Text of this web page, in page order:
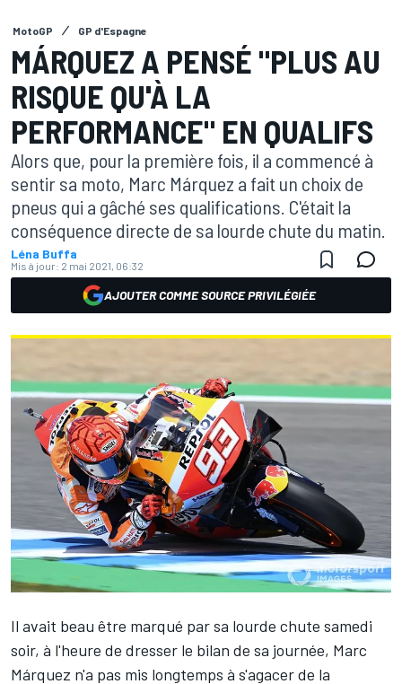
MotoGP GP d'Espagne
MÁRQUEZ A PENSÉ "PLUS AU
RISQUE QU'À LA
PERFORMANCE" EN QUALIFS
Alors que, pour la première fois, il a commencé à
sentir sa moto, Marc Márquez a fait un choix de
pneus qui a gâché ses qualifications. C'était la
conséquence directe de sa lourde chute du matin.
Léna Buffa
Mis à jour: 2 mai 2021, 06:32
AJOUTER COMME SOURCE PRIVILÉGIÉE
Il avait beau être marqué par sa lourde chute samedi
soir, à l'heure de dresser le bilan de sa journée, Marc
Márquez n'a pas mis longtemps à s'agacer de la